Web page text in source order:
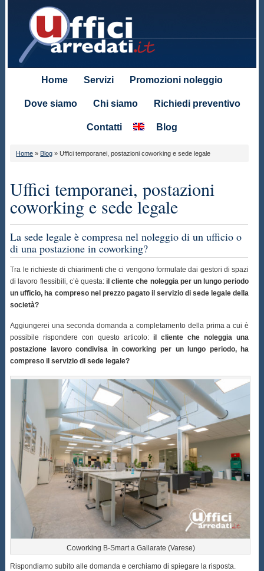
Home Servizi Promozioni noleggio
Dove siamo Chi siamo Richiedi preventivo
Contatti Blog
Home » Blog »Uffici temporanei, postazioni coworking e sede legale
Uffici temporanei, postazioni
coworking e sede legale
La sede legale è compresa nel noleggio di un ufficio o
di una postazione in coworking?
Tra le richieste di chiarimenti che ci vengono formulate dai gestori di spazi
di lavoro flessibili, c’è questa:il cliente che noleggia per un lungo periodo
un ufficio, ha compreso nel prezzo pagato il servizio di sede legale della
società?
Aggiungerei una seconda domanda a completamento della prima a cui è
possibile rispondere con questo articolo:il cliente che noleggia una
postazione lavoro condivisa in coworking per un lungo periodo, ha
compreso il servizio di sede legale?
Coworking B-Smart a Gallarate (Varese)
Rispondiamo subito alle domanda e cerchiamo di spiegare la risposta.